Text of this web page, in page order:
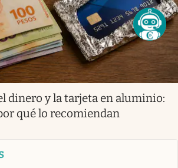
dinero y la tarjeta en aluminio:
qué lo recomiendan